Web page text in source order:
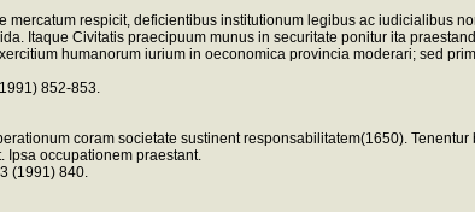
mercatum respicit, deficientibus institutionum legibus ac
Itaque Civitatis praecipuum munus in securitate ponitur ita
humanorum iurium in oeconomica provincia moderari; sed
852-853.
coram societate sustinent responsabilitatem(1650).
Ipsa occupationem praestant.
(1991) 840.